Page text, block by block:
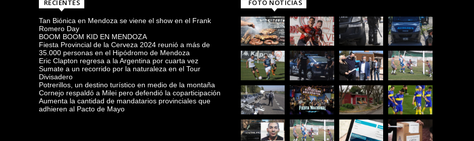
RECIENTES
Tan Biónica en Mendoza se viene el show en el Frank
Romero Day
BOOM BOOM KID EN MENDOZA
Fiesta Provincial de la Cerveza 2024 reunió a más de
35.000 personas en el Hipódromo de Mendoza
Eric Clapton regresa a la Argentina por cuarta vez
Sumate a un recorrido por la naturaleza en el Tour
Divisadero
Potrerillos, un destino turístico en medio de la montaña
Cornejo respaldó a Milei pero defendió la coparticipación
Aumenta la cantidad de mandatarios provinciales que
adhieren al Pacto de Mayo
FOTO NOTICIAS